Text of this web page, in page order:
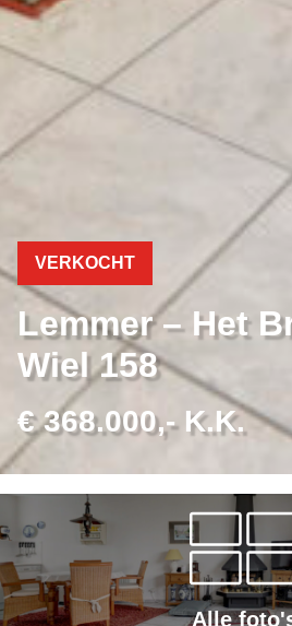
VERKOCHT
Lemmer – Het
Wiel 158
€ 368.000,- K.K.
Alle